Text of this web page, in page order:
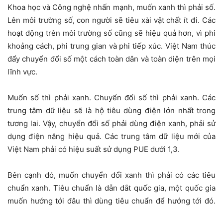
Khoa học và Công nghệ nhấn mạnh, muốn xanh thì phải số.
Lên môi trường số, con người sẽ tiêu xài vật chất ít đi. Các
hoạt động trên môi trường số cũng sẽ hiệu quả hơn, vì phi
khoảng cách, phi trung gian và phi tiếp xúc. Việt Nam thúc
đẩy chuyển đổi số một cách toàn dân và toàn diện trên mọi
lĩnh vực.
Muốn số thì phải xanh. Chuyển đổi số thì phải xanh. Các
trung tâm dữ liệu sẽ là hộ tiêu dùng điện lớn nhất trong
tương lai. Vậy, chuyển đổi số phải dùng điện xanh, phải sử
dụng điện năng hiệu quả. Các trung tâm dữ liệu mới của
Việt Nam phải có hiệu suất sử dụng PUE dưới 1,3.
Bên cạnh đó, muốn chuyển đổi xanh thì phải có các tiêu
chuẩn xanh. Tiêu chuẩn là dẫn dắt quốc gia, một quốc gia
muốn hướng tới đâu thì dùng tiêu chuẩn để hướng tới đó.